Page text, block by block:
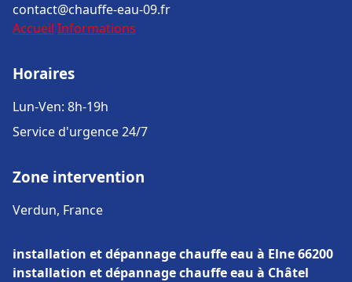
contact@chauffe-eau-09.fr
Accueil Informations
Horaires
Lun-Ven: 8h-19h
Service d'urgence 24/7
Zone intervention
Verdun, France
installation et dépannage chauffe eau à Elne 66200
installation et dépannage chauffe eau à Châtel